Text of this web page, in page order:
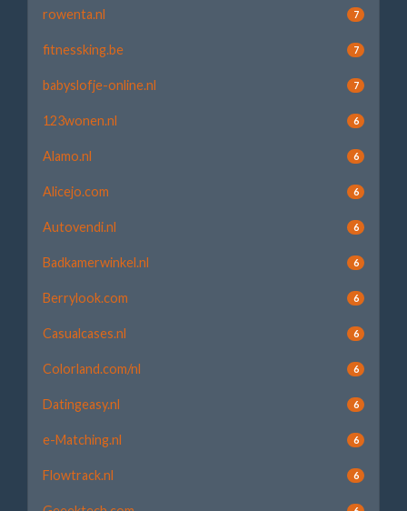
rowenta.nl 7
fitnessking.be 7
babyslofje-online.nl 7
123wonen.nl 6
Alamo.nl 6
Alicejo.com 6
Autovendi.nl 6
Badkamerwinkel.nl 6
Berrylook.com 6
Casualcases.nl 6
Colorland.com/nl 6
Datingeasy.nl 6
e-Matching.nl 6
Flowtrack.nl 6